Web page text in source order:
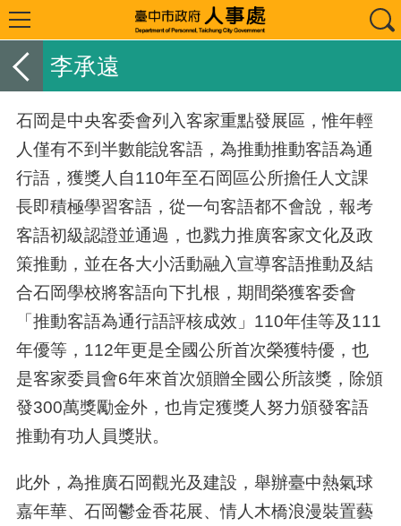
李承遠
石岡是中央客委會列入客家重點發展區，惟年輕
人僅有不到半數能說客語，為推動推動客語為通
行語，獲獎人自110年至石岡區公所擔任人文課
長即積極學習客語，從一句客語都不會說，報考
客語初級認證並通過，也戮力推廣客家文化及政
策推動，並在各大小活動融入宣導客語推動及結
合石岡學校將客語向下扎根，期間榮獲客委會
「推動客語為通行語評核成效」 110年佳等及111
年優等， 112年更是全國公所首次榮獲特優，也
是客家委員會6年來首次頒贈全國公所該獎，除頒
發300萬獎勵金外，也肯定獲獎人努力頒發客語
推動有功人員獎狀。
此外，為推廣石岡觀光及建設，舉辦臺中熱氣球
嘉年華、石岡鬱金香花展、情人木橋浪漫裝置藝